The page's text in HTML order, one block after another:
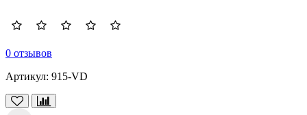
0 отзывов
Артикул: 915-VD